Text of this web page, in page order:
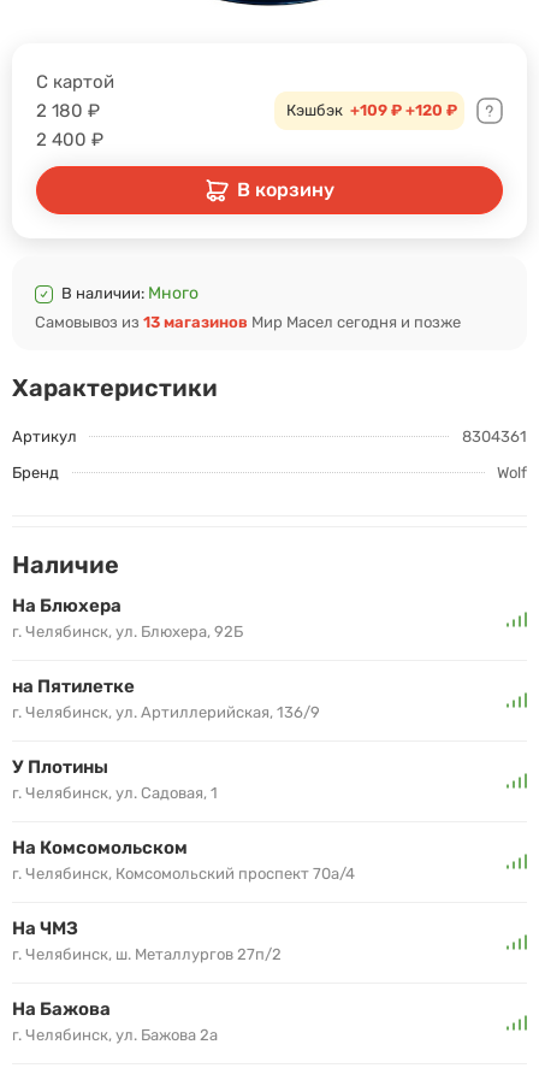
Характеристики
Артикул
8304361
Бренд
Wolf
С картой
2 180 ₽
2 400 ₽
Кэшбэк +109 ₽ +120 ₽
В корзину
В наличии: Много
Самовывоз из 13 магазинов Мир Масел сегодня и позже
Наличие
На Блюхера
г. Челябинск, ул. Блюхера, 92Б
на Пятилетке
г. Челябинск, ул. Артиллерийская, 136/9
У Плотины
г. Челябинск, ул. Садовая, 1
На Комсомольском
г. Челябинск, Комсомольский проспект 70а/4
На ЧМЗ
г. Челябинск, ш. Металлургов 27п/2
На Бажова
г. Челябинск, ул. Бажова 2а